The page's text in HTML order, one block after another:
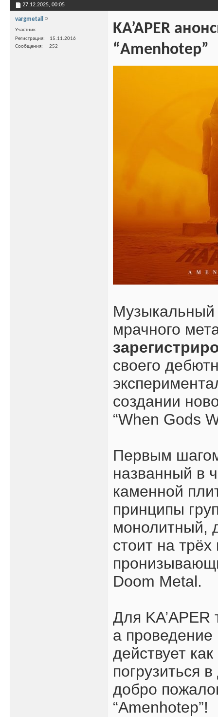
27.12.2025, 00:05
vargmetall
Участник
Регистрация
15.11.2016
Сообщения
252
KA’APER
“Amenhotep”
Музыкальный
мрачного
своего
создании
“When Gods
Первым шагом
названный в
каменной
принципы
монолитный,
стоит на
Doom Metal.
Для
а проведение
действует
погрузиться
добро
“Amenhotep”!